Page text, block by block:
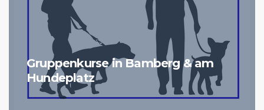
Gruppenkurse in Bamberg & am
Hundeplatz